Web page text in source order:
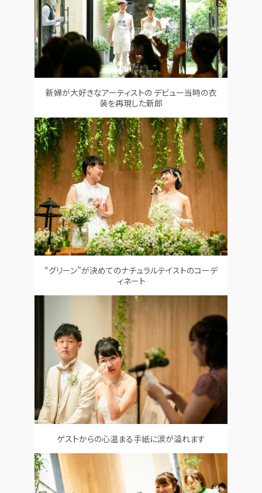
新婦が大好きなアーティストの デビュー当時の衣
装を再現した新郎
“グリーン”が決めてのナチュラルテイストのコーデ
ィネート
ゲストからの心温まる手紙に涙が溢れます